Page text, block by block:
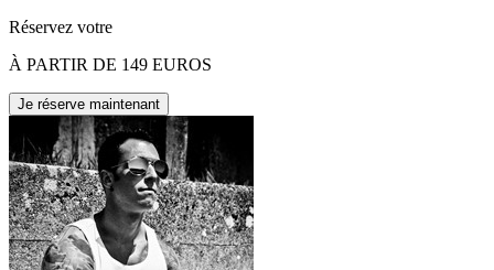
Réservez votre
À PARTIR DE 149 EUROS